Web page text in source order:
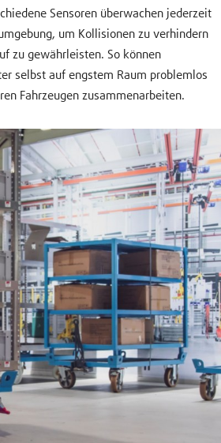
Sensoren überwachen jederzeit
um Kollisionen zu verhindern
zu gewährleisten. So können
selbst auf engstem Raum problemlos
Fahrzeugen zusammenarbeiten.